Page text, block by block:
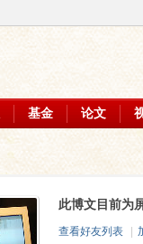
基金 论文
此博文目前为
查看好友列表